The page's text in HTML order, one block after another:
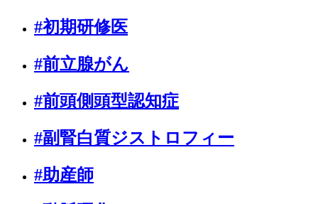
#初期研修医
#前立腺がん
#前頭側頭型認知症
#副腎白質ジストロフィー
#助産師